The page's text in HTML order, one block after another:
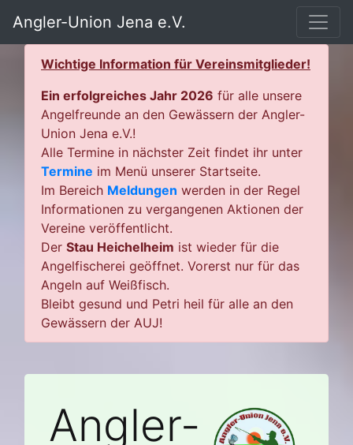
Angler-Union Jena e.V.
Wichtige Information für Vereinsmitglieder!
Ein erfolgreiches Jahr 2026 für alle unsere
Angelfreunde an den Gewässern der Angler-
Union Jena e.V.!
Alle Termine in nächster Zeit findet ihr unter
Termine im Menü unserer Startseite.
Im Bereich Meldungen werden in der Regel
Informationen zu vergangenen Aktionen der
Vereine veröffentlicht.
Der Stau Heichelheim ist wieder für die
Angelfischerei geöffnet. Vorerst nur für das
Angeln auf Weißfisch.
Bleibt gesund und Petri heil für alle an den
Gewässern der AUJ!
Angler-